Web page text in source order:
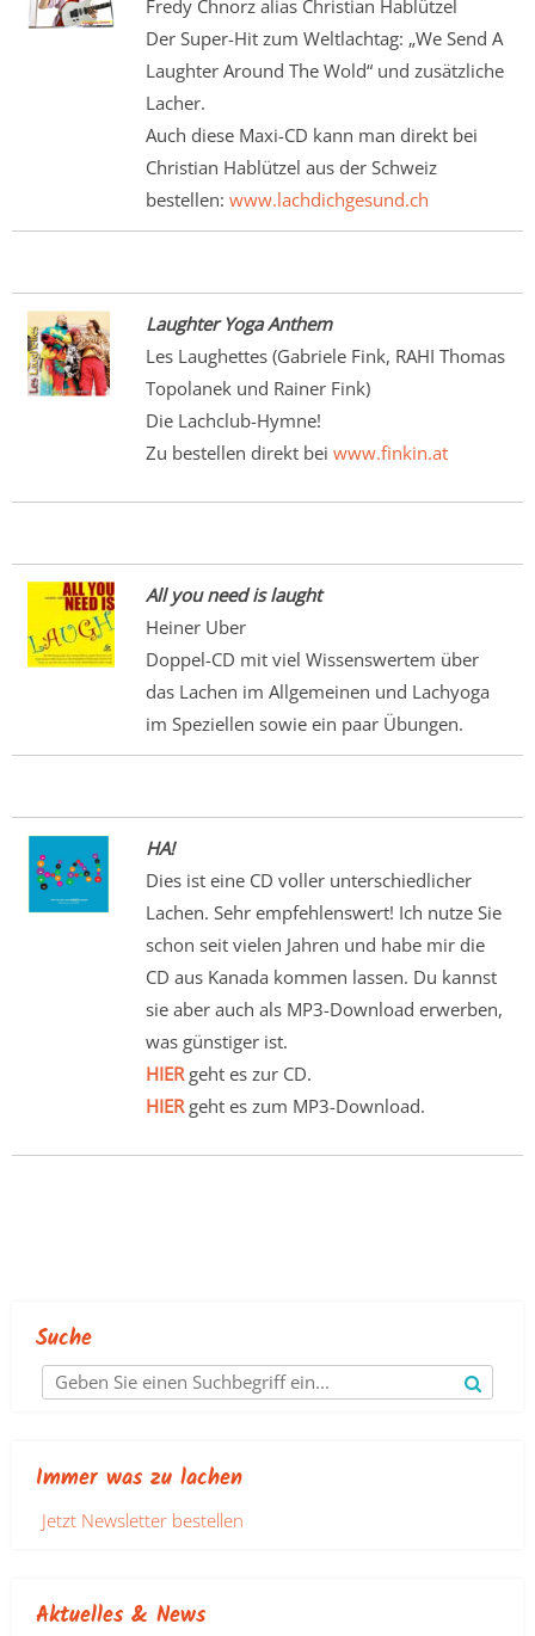
Fredy Chnorz alias Christian Hablützel
Der Super-Hit zum Weltlachtag: „We Send A
Laughter Around The Wold“ und zusätzliche
Lacher.
Auch diese Maxi-CD kann man direkt bei
Christian Hablützel aus der Schweiz
bestellen: www.lachdichgesund.ch
Laughter Yoga Anthem
Les Laughettes (Gabriele Fink, RAHI Thomas
Topolanek und Rainer Fink)
Die Lachclub-Hymne!
Zu bestellen direkt bei www.finkin.at
All you need is laught
Heiner Uber
Doppel-CD mit viel Wissenswertem über
das Lachen im Allgemeinen und Lachyoga
im Speziellen sowie ein paar Übungen.
HA!
Dies ist eine CD voller unterschiedlicher
Lachen. Sehr empfehlenswert! Ich nutze Sie
schon seit vielen Jahren und habe mir die
CD aus Kanada kommen lassen. Du kannst
sie aber auch als MP3-Download erwerben,
was günstiger ist.
HIER geht es zur CD.
HIERgeht es zum MP3-Download.
Suche
Immer was zu lachen
Jetzt Newsletter bestellen
Aktuelles & News